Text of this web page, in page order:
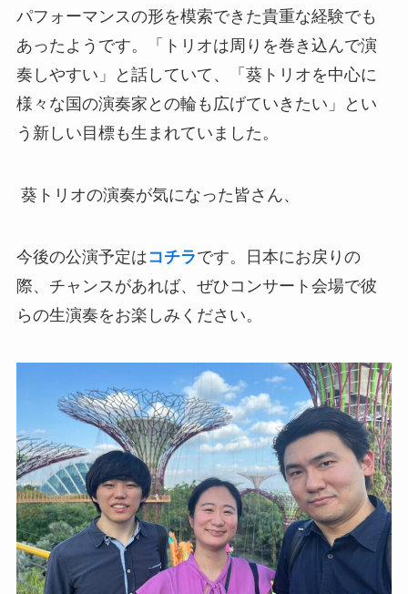
パフォーマンスの形を模索できた貴重な経験でも
あったようです。「トリオは周りを巻き込んで演
奏しやすい」と話していて、「葵トリオを中心に
様々な国の演奏家との輪も広げていきたい」とい
う新しい目標も生まれていました。
葵トリオの演奏が気になった皆さん、
今後の公演予定はコチラです。日本にお戻りの
際、チャンスがあれば、ぜひコンサート会場で彼
らの生演奏をお楽しみください。